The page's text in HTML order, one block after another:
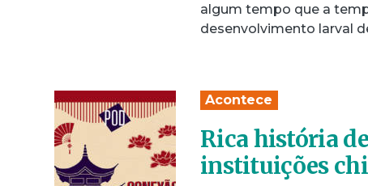
algum tempo que a
desenvolvimento larval
Acontece
Rica história
instituições